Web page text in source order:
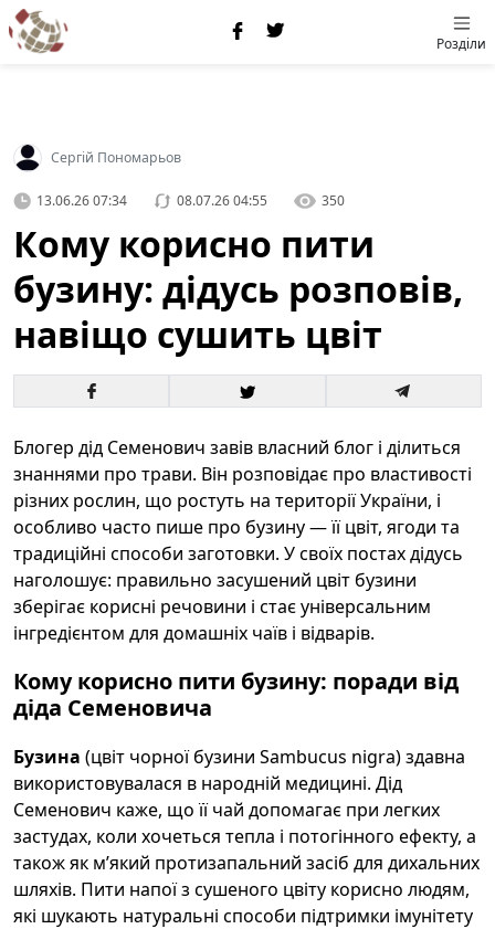
Розділи
Сергій Пономарьов
13.06.26 07:34 08.07.26 04:55 350
Кому корисно пити
бузину: дідусь розповів,
навіщо сушить цвіт
Блогер дід Семенович завів власний блог і ділиться
знаннями про трави. Він розповідає про властивості
різних рослин, що ростуть на території України, і
особливо часто пише про бузину — її цвіт, ягоди та
традиційні способи заготовки. У своїх постах дідусь
наголошує: правильно засушений цвіт бузини
зберігає корисні речовини і стає універсальним
інгредієнтом для домашніх чаїв і відварів.
Кому корисно пити бузину: поради від
діда Семеновича
Бузина (цвіт чорної бузини Sambucus nigra) здавна
використовувалася в народній медицині. Дід
Семенович каже, що її чай допомагає при легких
застудах, коли хочеться тепла і потогінного ефекту, а
також як м’який протизапальний засіб для дихальних
шляхів. Пити напої з сушеного цвіту корисно людям,
які шукають натуральні способи підтримки імунітету